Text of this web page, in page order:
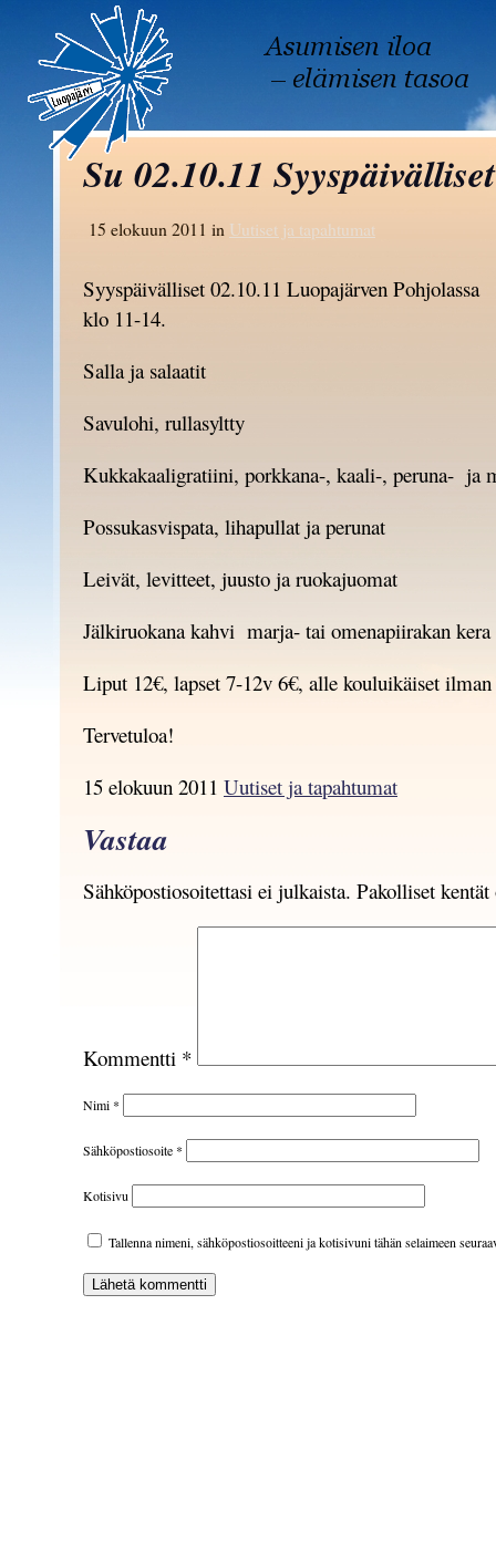
Su 02.10.11 Syyspäivälliset
15 elokuun 2011 in Uutiset ja tapahtumat
Syyspäivälliset 02.10.11 Luopajärven Pohjolassa
klo 11-14.
Salla ja salaatit
Savulohi, rullasyltty
Kukkakaaligratiini, porkkana-, kaali-, peruna- ja
Possukasvispata, lihapullat ja perunat
Leivät, levitteet, juusto ja ruokajuomat
Jälkiruokana kahvi marja- tai omenapiirakan kera
Liput 12€, lapset 7-12v 6€, alle kouluikäiset ilman
Tervetuloa!
15 elokuun 2011 Uutiset ja tapahtumat
Vastaa
Sähköpostiosoitettasi ei julkaista. Pakolliset
Kommentti *
Nimi *
Sähköpostiosoite *
Kotisivu
Tallenna nimeni, sähköpostiosoitteeni ja kotisivuni tähän selaimeen